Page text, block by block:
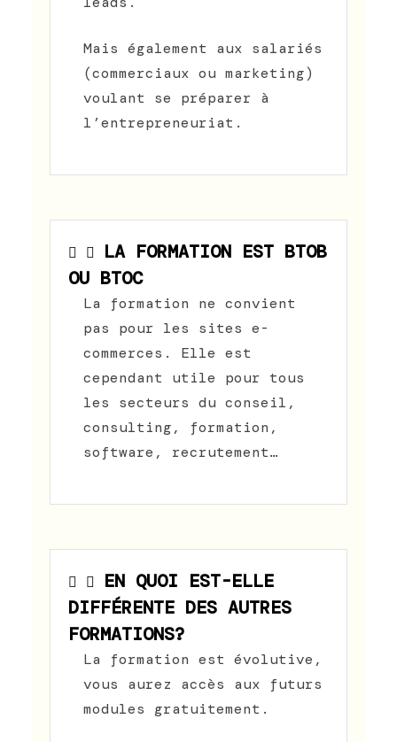
Mais également aux salariés
(commerciaux ou marketing)
voulant se préparer à
l’entrepreneuriat.
LA FORMATION EST BTOB
OU BTOC
La formation ne convient
pas pour les sites e-
commerces. Elle est
cependant utile pour tous
les secteurs du conseil,
consulting, formation,
software, recrutement…
EN QUOI EST-ELLE
DIFFÉRENTE DES AUTRES
FORMATIONS?
La formation est évolutive,
vous aurez accès aux futurs
modules gratuitement.